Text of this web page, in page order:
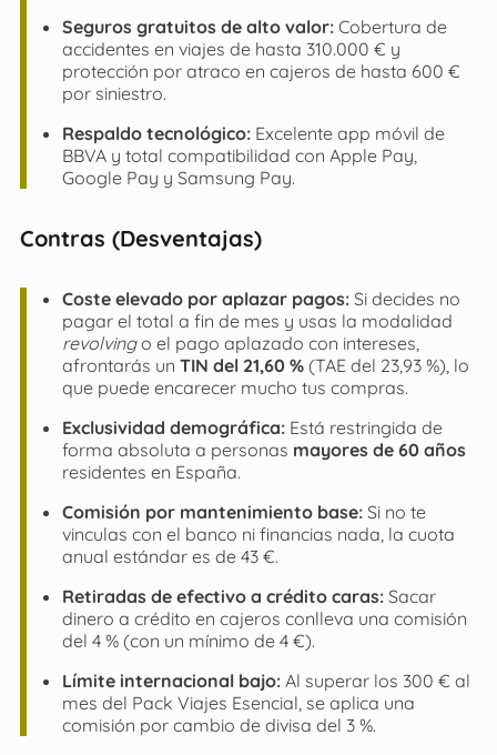
Seguros gratuitos de alto valor:Cobertura de
accidentes en viajes de hasta 310.000 € y
protección por atraco en cajeros de hasta 600 €
por siniestro.
Respaldo tecnológico:Excelente app móvil de
BBVA y total compatibilidad con Apple Pay,
Google Pay y Samsung Pay.
Contras (Desventajas)
Coste elevado por aplazar pagos:Si decides no
pagar el total a fin de mes y usas la modalidad
revolvingo el pago aplazado con intereses,
afrontarás un TIN del 21,60 %(TAE del 23,93 %), lo
que puede encarecer mucho tus compras.
Exclusividad demográfica:Está restringida de
forma absoluta a personas mayores de 60 años
residentes en España.
Comisión por mantenimiento base:Si no te
vinculas con el banco ni financias nada, la cuota
anual estándar es de 43 €.
Retiradas de efectivo a crédito caras:Sacar
dinero a crédito en cajeros conlleva una comisión
del 4 % (con un mínimo de 4 €).
Límite internacional bajo:Al superar los 300 € al
mes del Pack Viajes Esencial, se aplica una
comisión por cambio de divisa del 3 %.